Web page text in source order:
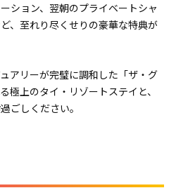
ション、翌朝のプライベートシャ
、至れり尽くせりの豪華な特典が
アリーが完璧に調和した「ザ・グ
極上のタイ・リゾートステイと、
ごしください。